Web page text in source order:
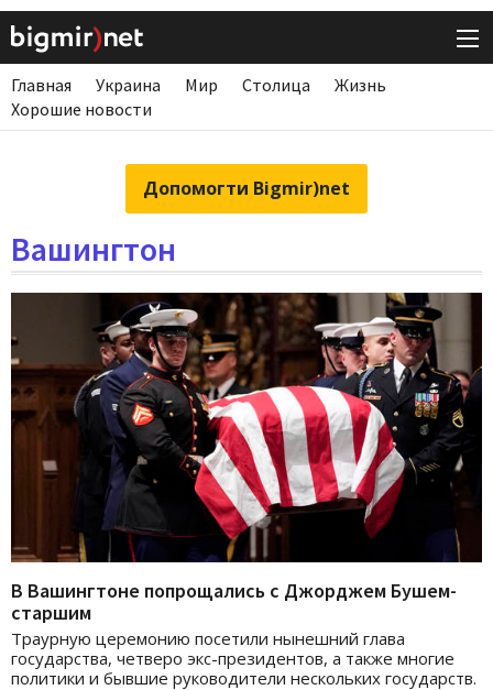
Главная Украина Мир Столица
Жизнь
Хорошие новости
Допомогти Bigmir)net
Вашингтон
В Вашингтоне попрощались с Джорджем Бушем-
старшим
Траурную церемонию посетили нынешний глава
государства, четверо экс-президентов, а также многие
политики и бывшие руководители нескольких государств.